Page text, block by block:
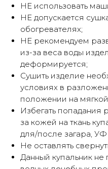
НЕ использовать
НЕ допускается
обогревателях;
НЕ рекомендуем
из-за веса воды
деформируется;
Сушить изделие
условиях в
положении на
Избегать попадания
за кожей на ткань
для/после загара,
Не оставлять
Данный купальник не
Оплатите
покупки картой
— тремя
сегодня
25%
2 недели
25%